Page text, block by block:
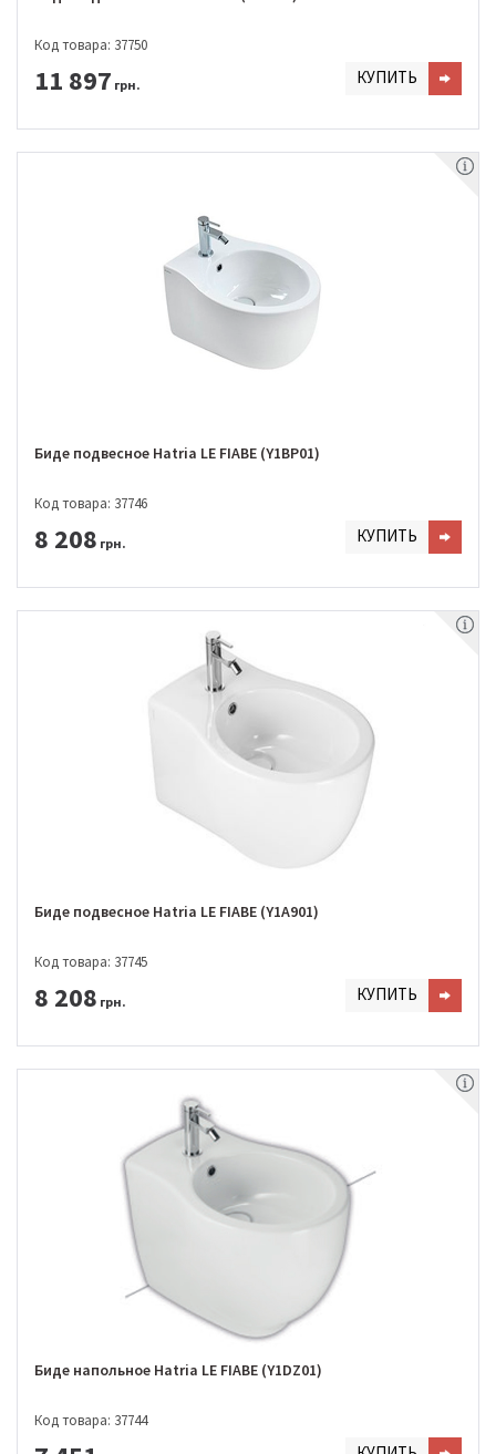
Код товара: 37750
11 897 грн. КУПИТЬ
Биде подвесное Hatria LE FIABE (Y1BP01)
Код товара: 37746
8 208 грн. КУПИТЬ
Биде подвесное Hatria LE FIABE (Y1A901)
Код товара: 37745
8 208 грн. КУПИТЬ
Биде напольное Hatria LE FIABE (Y1DZ01)
Код товара: 37744